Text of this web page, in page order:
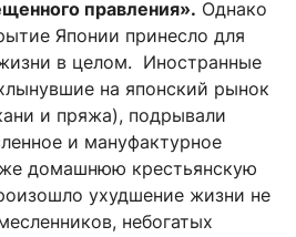
правления». Однако
Японии принесло для
в целом. Иностранные
на японский рынок
и пряжа), подрывали
и мануфактурное
домашнюю крестьянскую
ухудшение жизни не
небогатых